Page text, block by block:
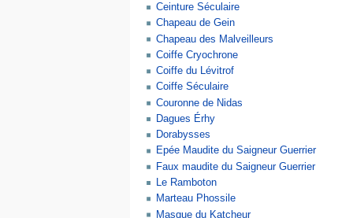
Ceinture Séculaire
Chapeau de Gein
Chapeau des Malveilleurs
Coiffe Cryochrone
Coiffe du Lévitrof
Coiffe Séculaire
Couronne de Nidas
Dagues Érhy
Dorabysses
Epée Maudite du Saigneur Guerrier
Faux maudite du Saigneur Guerrier
Le Ramboton
Marteau Phossile
Masque du Katcheur